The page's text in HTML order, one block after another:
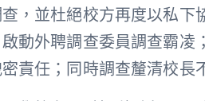
，並杜絕校方再度以私下
動外聘調查委員調查霸凌
責任；同時調查釐清校長